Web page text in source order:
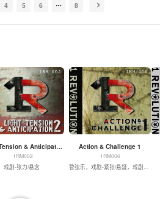
4 5 6 8
Light Tension & Anticipation 2
1RM002
戏剧-张力/悬念
Action & Challenge 1
1RM006